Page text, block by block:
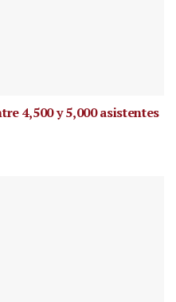
4,500 y 5,000 asistentes